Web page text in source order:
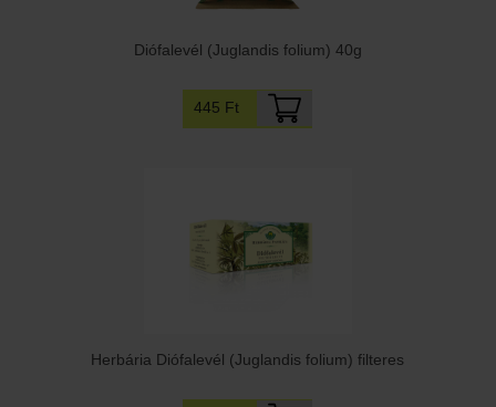
Diófalevél (Juglandis folium) 40g
445 Ft
Herbária Diófalevél (Juglandis folium) filteres